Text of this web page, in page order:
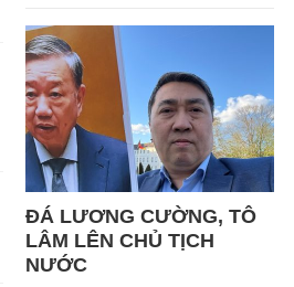
ĐÁ LƯƠNG CƯỜNG, TÔ
LÂM LÊN CHỦ TỊCH
NƯỚC